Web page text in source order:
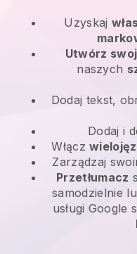
Uzyskaj
Utwórz
naszych
Dodaj tekst,
Dodaj i
Włącz
Zarządzaj
Przetłumacz
samodzielnie
usługi Google